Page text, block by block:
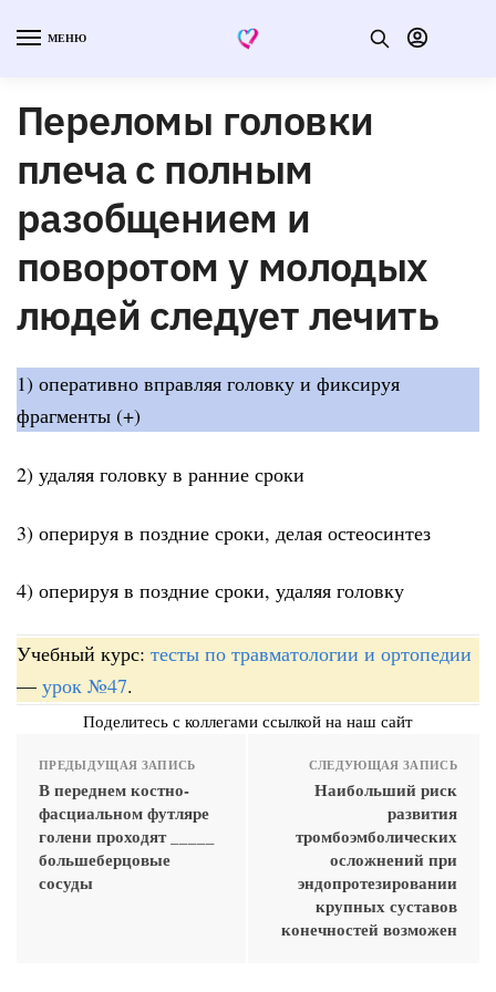
МЕНЮ
Переломы головки
плеча с полным
разобщением и
поворотом у молодых
людей следует лечить
1) оперативно вправляя головку и фиксируя
фрагменты (+)
2) удаляя головку в ранние сроки
3) оперируя в поздние сроки, делая остеосинтез
4) оперируя в поздние сроки, удаляя головку
Учебный курс: тесты по травматологии и ортопедии
— урок №47.
Поделитесь с коллегами ссылкой на наш сайт
ПРЕДЫДУЩАЯ ЗАПИСЬ
В переднем костно-
фасциальном футляре
голени проходят _____
большеберцовые
сосуды
СЛЕДУЮЩАЯ ЗАПИСЬ
Наибольший риск
развития
тромбоэмболических
осложнений при
эндопротезировании
крупных суставов
конечностей возможен